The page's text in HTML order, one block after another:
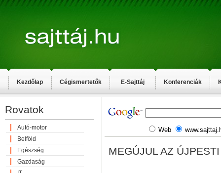
Kezdőlap Cégismertetők E-Sajttáj Konferenciák
Rovatok
Autó-motor
Belföld
Egészség
Gazdaság
Web
MEGÚJUL AZ